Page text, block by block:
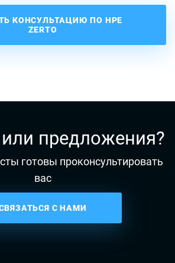
КОНСУЛЬТАЦИЮ ПО HPE
ZERTO
предложения?
готовы проконсультировать
вас
С НАМИ